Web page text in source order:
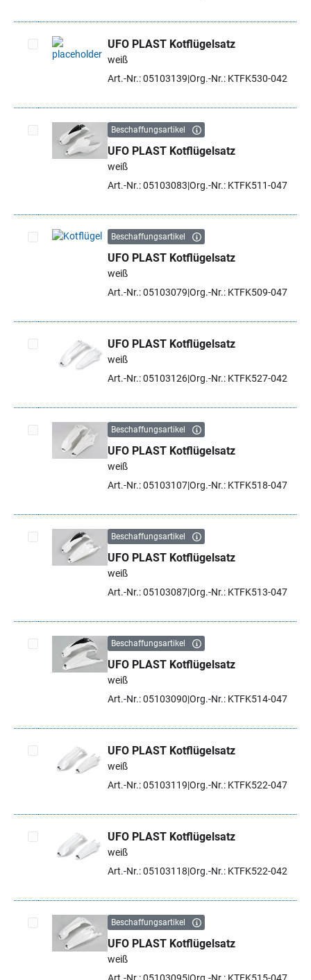
Artikel auswählen
UFO PLAST Kotflügelsatz
weiß
Art.-Nr.: 05103139 Org.-Nr.: KTFK530-042
Artikel auswählen
Beschaffungsartikel
UFO PLAST Kotflügelsatz
weiß
Art.-Nr.: 05103083 Org.-Nr.: KTFK511-047
Artikel auswählen
Beschaffungsartikel
UFO PLAST Kotflügelsatz
weiß
Art.-Nr.: 05103079 Org.-Nr.: KTFK509-047
Artikel auswählen
UFO PLAST Kotflügelsatz
weiß
Art.-Nr.: 05103126Org.-Nr.: KTFK527-042
Artikel auswählen
Beschaffungsartikel
UFO PLAST Kotflügelsatz
weiß
Art.-Nr.: 05103107Org.-Nr.: KTFK518-047
Artikel auswählen
Beschaffungsartikel
UFO PLAST Kotflügelsatz
weiß
Art.-Nr.: 05103087Org.-Nr.: KTFK513-047
Artikel auswählen
Beschaffungsartikel
UFO PLAST Kotflügelsatz
weiß
Art.-Nr.: 05103090 Org.-Nr.: KTFK514-047
Artikel auswählen
UFO PLAST Kotflügelsatz
weiß
Art.-Nr.: 05103119 Org.-Nr.: KTFK522-047
Artikel auswählen
UFO PLAST Kotflügelsatz
weiß
Art.-Nr.: 05103118 Org.-Nr.: KTFK522-042
Artikel auswählen
Beschaffungsartikel
UFO PLAST Kotflügelsatz
weiß